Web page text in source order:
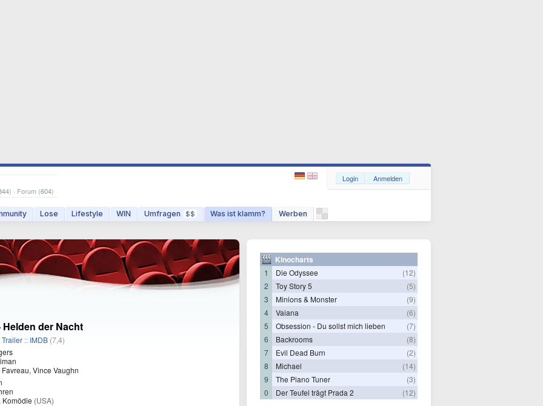
) · Forum (604)
Lose Lifestyle WIN Umfragen $$ Was ist klamm? Werben
Login Anmelden
der Nacht
Trailer :: IMDB (7,4)
Vince Vaughn
(USA)
Kinocharts
1 Die Odyssee
(12)
2
Toy Story 5
(5)
3
Minions & Monster
(9)
4
Vaiana
(6)
5
Obsession - Du sollst mich lieben
(7)
6
Backrooms
(8)
7
Evil Dead Burn
(2)
8
Michael
(14)
9
The Piano Tuner
(3)
0
Der Teufel trägt Prada 2 (12)